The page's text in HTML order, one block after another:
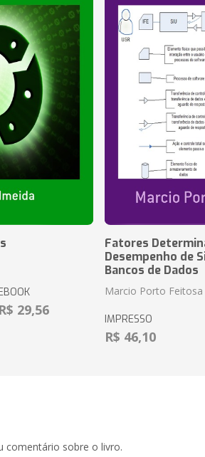
R$ 29,56
Fatores
Desempenho de
Bancos de Dados
Marcio Porto Feitosa
IMPRESSO
R$ 46,10
comentário sobre o livro.